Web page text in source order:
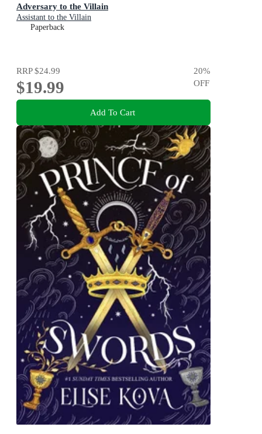
Adversary to the Villain
Assistant to the Villain
Paperback
RRP$24.99
$19.99
20%
OFF
Add To Cart